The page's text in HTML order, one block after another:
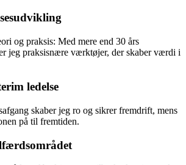
og praksis: Med mere end 30 års
jeg praksisnære værktøjer, der skaber værdi i
ledelse
skaber jeg ro og sikrer fremdrift, mens
på til fremtiden.